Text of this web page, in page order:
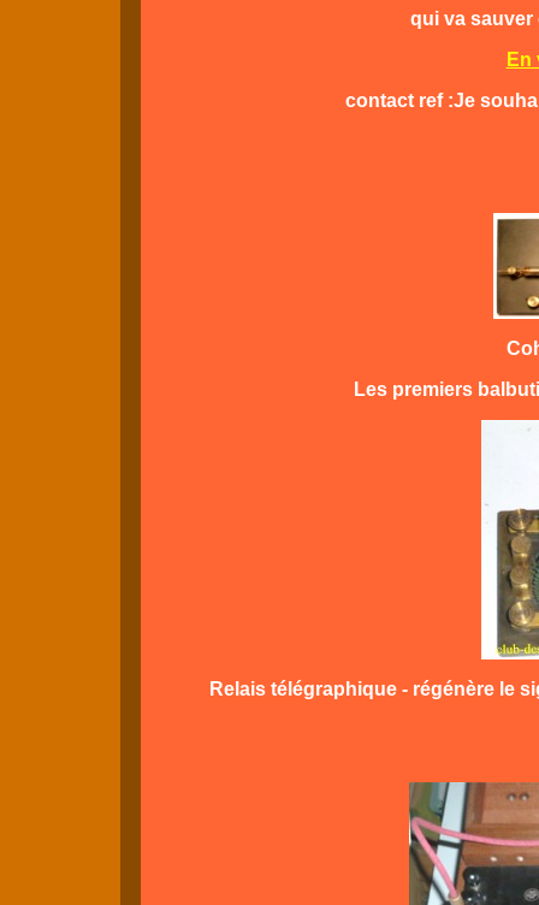
qui va sauver
En
contact ref :Je
Les premiers
Relais télégraphique - régénère le